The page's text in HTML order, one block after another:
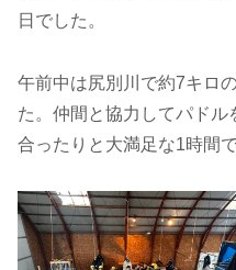
日でした。
午前中は尻別川で約7キロ
た。仲間と協力してパド
合ったりと大満足な1時間で